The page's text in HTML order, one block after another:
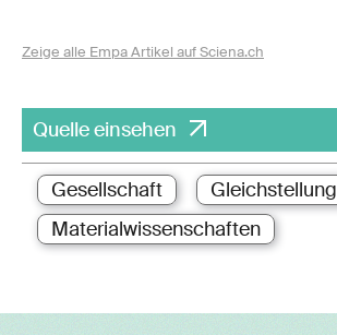
Zeige alle Empa Artikel auf Sciena.ch
Quelle einsehen
Gesellschaft
Gleichstellung
Materialwissenschaften